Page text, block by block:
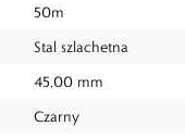
50m
Stal szlachetna
45,00 mm
Czarny